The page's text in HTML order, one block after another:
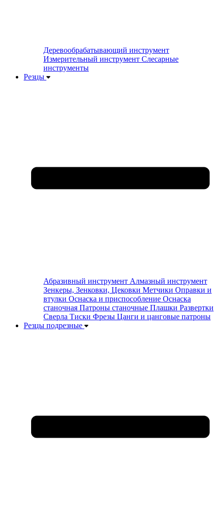
Деревообрабатывающий инструмент
Измерительный инструмент Слесарные
инструменты
Резцы
Абразивный инструмент Алмазный инструмент
Зенкеры, Зенковки, Цековки Метчики Оправки и
втулки Оснаска и приспособление Оснаска
станочная Патроны станочные Плашки Развертки
Сверла Тиски Фрезы Цанги и цанговые патроны
Резцы подрезные